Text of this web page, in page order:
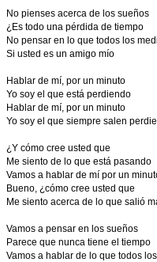
No pienses acerca de los sueños
¿Es todo una pérdida de tiempo
No pensar en lo que todos los
Si usted es un amigo mío
Hablar de mí, por un minuto
Yo soy el que está perdiendo
Hablar de mí, por un minuto
Yo soy el que siempre salen
¿Y cómo cree usted que
Me siento de lo que está pasando
Vamos a hablar de mí por un
Bueno, ¿cómo cree usted que
Me siento acerca de lo que salió
Vamos a pensar en los sueños
Parece que nunca tiene el tiempo
Vamos a hablar de lo que todos